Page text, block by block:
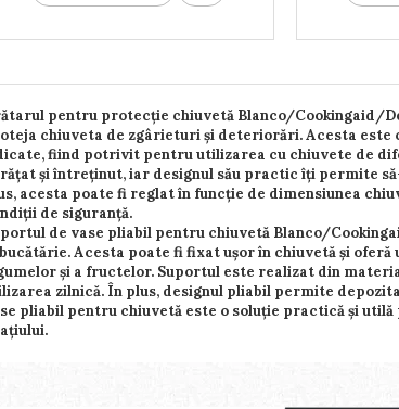
pentru protecție chiuvetă Blanco/Cookingaid/
chiuveta de zgârieturi și deteriorări. Acesta
fiind potrivit pentru utilizarea cu chiuvete de
și întreținut, iar designul său practic îți permite
acesta poate fi reglat în funcție de dimensiunea
de siguranță.
de vase pliabil pentru chiuvetă Blanco/
Acesta poate fi fixat ușor în chiuvetă și
și a fructelor. Suportul este realizat din
zilnică. În plus, designul pliabil permite
pliabil pentru chiuvetă este o soluție practică și